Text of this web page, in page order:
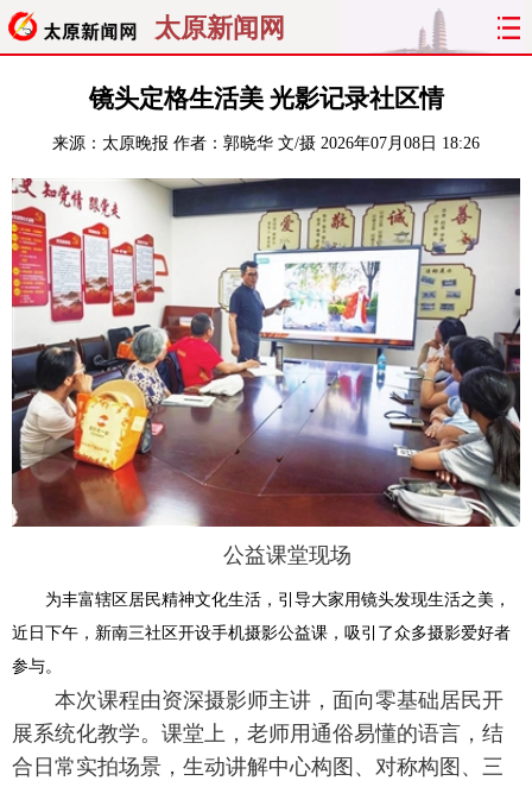
太原新闻网
聚焦 太原
经济 关注 文明 出行
纵横 曝光 综合 专题
旅游 政务 教育
看天下 晋月读 最太原 网罗民生
太原日报 太原晚报 热评 社区
镜头定格生活美 光影记录社区情
来源： 太原晚报 作者：郭晓华 文/摄 2026年07月08日 18:26
公益课堂现场
为丰富辖区居民精神文化生活，引导大家用镜头发现生活之美，
近日下午，新南三社区开设手机摄影公益课，吸引了众多摄影爱好者
参与。
本次课程由资深摄影师主讲，面向零基础居民开
展系统化教学。课堂上，老师用通俗易懂的语言，结
合日常实拍场景，生动讲解中心构图、对称构图、三